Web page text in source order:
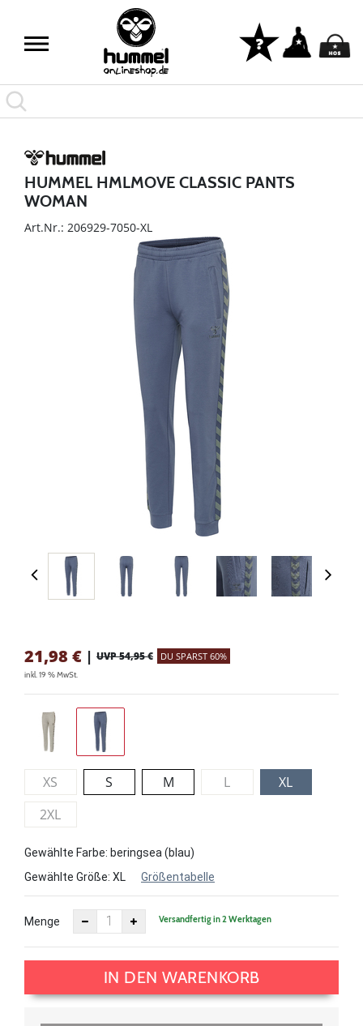
HUMMEL HMLMOVE CLASSIC PANTS
WOMAN
Art.Nr.: 206929-7050-XL
21,98 € | UVP 54,95 € DU SPARST 60%
inkl. 19 % MwSt.
XS S M L
XL
2XL
Gewählte Farbe: beringsea (blau)
Gewählte Größe: XL Größentabelle
Menge Versandfertig in 2 Werktagen
IN DEN WARENKORB